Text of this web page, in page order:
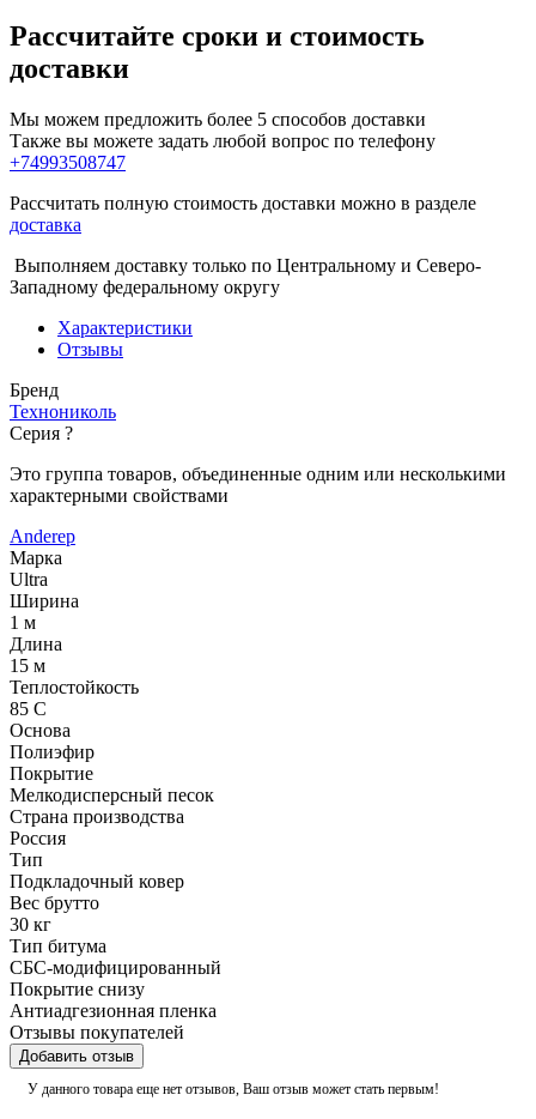
Рассчитайте сроки и стоимость
доставки
Мы можем предложить более 5 способов доставки
Также вы можете задать любой вопрос по телефону
+74993508747
Рассчитать полную стоимость доставки можно в разделе
доставка
Выполняем доставку только по Центральному и Северо-
Западному федеральному округу
Характеристики
Отзывы
Бренд
Технониколь
Серия ?
Это группа товаров, объединенные одним или несколькими
характерными свойствами
Anderep
Марка
Ultra
Ширина
1 м
Длина
15 м
Теплостойкость
85 С
Основа
Полиэфир
Покрытие
Мелкодисперсный песок
Страна производства
Россия
Тип
Подкладочный ковер
Вес брутто
30 кг
Тип битума
СБС-модифицированный
Покрытие снизу
Антиадгезионная пленка
Отзывы покупателей
Добавить отзыв
У данного товара еще нет отзывов, Ваш отзыв может стать первым!